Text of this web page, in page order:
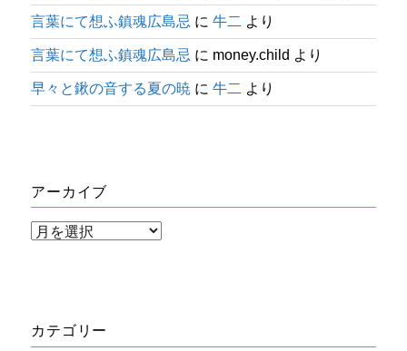
言葉にて想ふ鎮魂広島忌 に牛二 より
言葉にて想ふ鎮魂広島忌 に money.child より
早々と鍬の音する夏の暁 に牛二 より
アーカイブ
ア
ブ
カテゴリー